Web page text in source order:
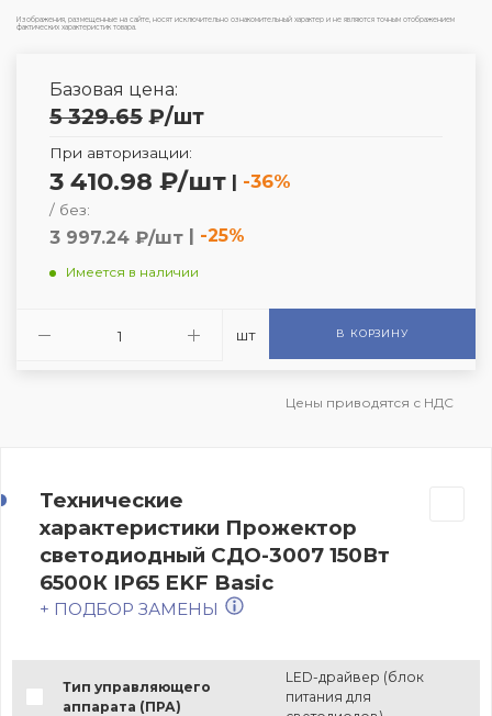
Изображения, размещенные на сайте, носят исключительно ознакомительный характер и не являются точным отображением
фактических характеристик товара.
Базовая цена:
5 329.65 ₽/шт
При авторизации:
3 410.98 ₽/шт | -36%
/ без:
3 997.24 ₽/шт | -25%
Имеется в наличии
шт В КОРЗИНУ
Цены приводятся с НДС
Технические
характеристики Прожектор
светодиодный СДО-3007 150Вт
6500К IP65 EKF Basic
+ ПОДБОР ЗАМЕНЫ
Тип управляющего
аппарата (ПРА)
LED-драйвер (блок
питания для